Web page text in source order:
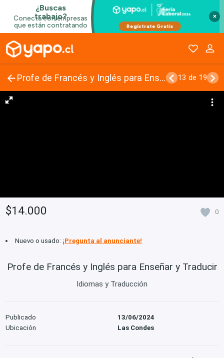
×
Profe de Francés y Inglés para Enseñar y Traducir 13 de 19
$14.000 0
Nuevo o usado: ¡Pregunta al anunciante!
Profe de Francés y Inglés para Enseñar y Traducir
Idiomas y Traducción
Publicado
13/06/2024
Ubicación
Las Condes